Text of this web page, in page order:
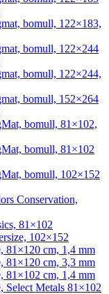
bomull, 122×183,
bomull, 122×244
bomull, 122×244,
bomull, 152×264
bomull, 81×102,
bomull, 81×102
bomull, 102×152
Conservation,
81×102
102×152
81×120 cm, 1,4 mm
81×120 cm, 3,3 mm
81×102 cm, 1,4 mm
Select Metals 81×102